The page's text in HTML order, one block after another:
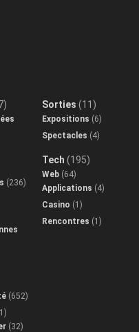
(236)
(652)
(32)
Sorties (11)
Expositions (6)
Spectacles (4)
Tech (195)
Web (64)
Applications (4)
Casino (1)
Rencontres (1)